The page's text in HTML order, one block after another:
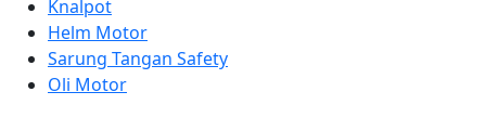
Knalpot
Helm Motor
Sarung Tangan Safety
Oli Motor